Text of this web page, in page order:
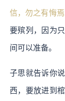
信，勿之有悔
要殡列，因为
间可以准备。
子思就告诉你
西，要放进到